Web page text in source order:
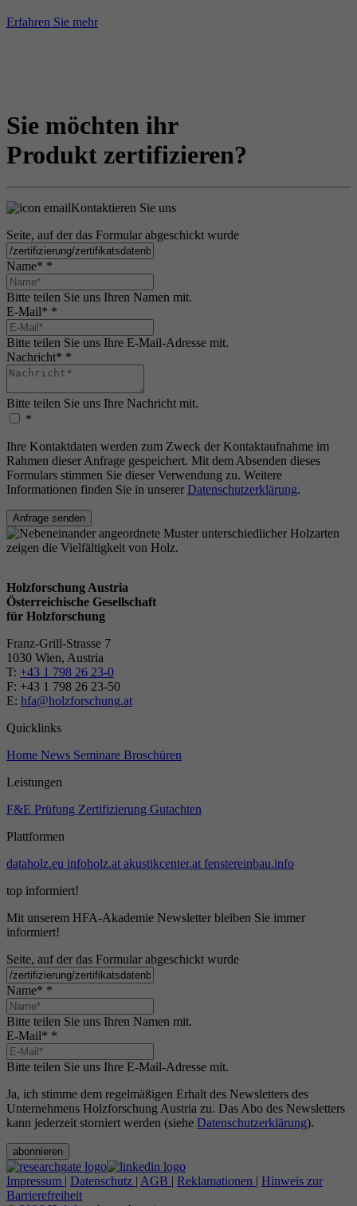
Erfahren Sie mehr
Sie möchten ihr
Produkt zertifizieren?
Kontaktieren Sie uns
Seite, auf der das Formular abgeschickt wurde
Name* *
Bitte teilen Sie uns Ihren Namen mit.
E-Mail* *
Bitte teilen Sie uns Ihre E-Mail-Adresse mit.
Nachricht* *
Bitte teilen Sie uns Ihre Nachricht mit.
*
Ihre Kontaktdaten werden zum Zweck der Kontaktaufnahme im
Rahmen dieser Anfrage gespeichert. Mit dem Absenden dieses
Formulars stimmen Sie dieser Verwendung zu. Weitere
Informationen finden Sie in unserer Datenschutzerklärung.
Anfrage senden
Holzforschung Austria
Österreichische Gesellschaft
für Holzforschung
Franz-Grill-Strasse 7
1030 Wien, Austria
T: +43 1 798 26 23-0
​​F: +43 1 798 26 23-50
E: hfa@holzforschung.at
Quicklinks
Home News Seminare Broschüren
Leistungen
F&E Prüfung Zertifizierung Gutachten
Plattformen
dataholz.eu infoholz.at akustikcenter.at fenstereinbau.info
top informiert!
Mit unserem HFA-Akademie Newsletter bleiben Sie immer
informiert!
Seite, auf der das Formular abgeschickt wurde
Name* *
Bitte teilen Sie uns Ihren Namen mit.
E-Mail* *
Bitte teilen Sie uns Ihre E-Mail-Adresse mit.
Ja, ich stimme dem regelmäßigen Erhalt des Newsletters des
Unternehmens Holzforschung Austria zu. Das Abo des Newsletters
kann jederzeit storniert werden (siehe Datenschutzerklärung).
abonnieren
Impressum | Datenschutz | AGB | Reklamationen | Hinweis zur
Barrierefreiheit